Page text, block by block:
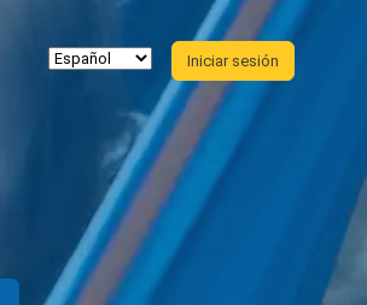
Iniciar sesión